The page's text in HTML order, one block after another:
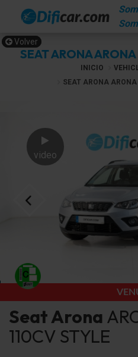
SEAT ARONA ARONA
Volver
INICIO
SEAT ARONA
video
SeatArona
110CV STYLE